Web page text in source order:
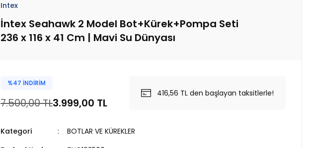
Intex
İntex Seahawk 2 Model Bot+Kürek+Pompa Seti
236 x 116 x 41 Cm | Mavi Su Dünyası
%47 İNDİRİM
7.500,00 TL3.999,00 TL
416,56 TL den başlayan taksitlerle!
Kategori
BOTLAR VE KÜREKLER